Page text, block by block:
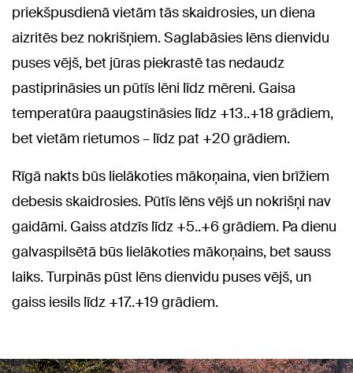
priekšpusdienā vietām tās skaidrosies, un diena
aizritēs bez nokrišņiem. Saglabāsies lēns dienvidu
puses vējš, bet jūras piekrastē tas nedaudz
pastiprināsies un pūtīs lēni līdz mēreni. Gaisa
temperatūra paaugstināsies līdz +13..+18 grādiem,
bet vietām rietumos – līdz pat +20 grādiem.
Rīgā nakts būs lielākoties mākoņaina, vien brīžiem
debesis skaidrosies. Pūtīs lēns vējš un nokrišņi nav
gaidāmi. Gaiss atdzīs līdz +5..+6 grādiem. Pa dienu
galvaspilsētā būs lielākoties mākoņains, bet sauss
laiks. Turpinās pūst lēns dienvidu puses vējš, un
gaiss iesils līdz +17..+19 grādiem.